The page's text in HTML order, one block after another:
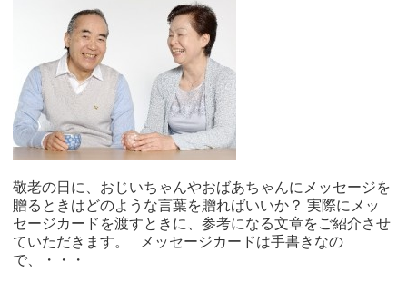
敬老の日に、おじいちゃんやおばあちゃんにメッセージを
贈るときはどのような言葉を贈ればいいか？ 実際にメッ
セージカードを渡すときに、参考になる文章をご紹介させ
ていただきます。 メッセージカードは手書きなの
で、・・・